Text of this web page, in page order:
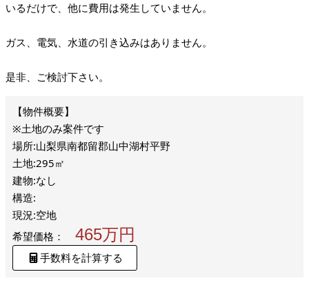
いるだけで、他に費用は発生していません。
ガス、電気、水道の引き込みはありません。
是非、ご検討下さい。
※土地のみ案件です
場所:山梨県南都留郡山中湖村平野
土地:295㎡
建物:なし
構造:
現況:空地
希望価格：
465万円
手数料を計算する